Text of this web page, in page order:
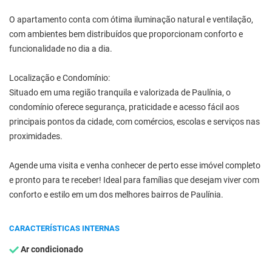
O apartamento conta com ótima iluminação natural e ventilação,
com ambientes bem distribuídos que proporcionam conforto e
funcionalidade no dia a dia.
Localização e Condomínio:
Situado em uma região tranquila e valorizada de Paulínia, o
condomínio oferece segurança, praticidade e acesso fácil aos
principais pontos da cidade, com comércios, escolas e serviços nas
proximidades.
Agende uma visita e venha conhecer de perto esse imóvel completo
e pronto para te receber! Ideal para famílias que desejam viver com
conforto e estilo em um dos melhores bairros de Paulínia.
CARACTERÍSTICAS INTERNAS
Ar condicionado